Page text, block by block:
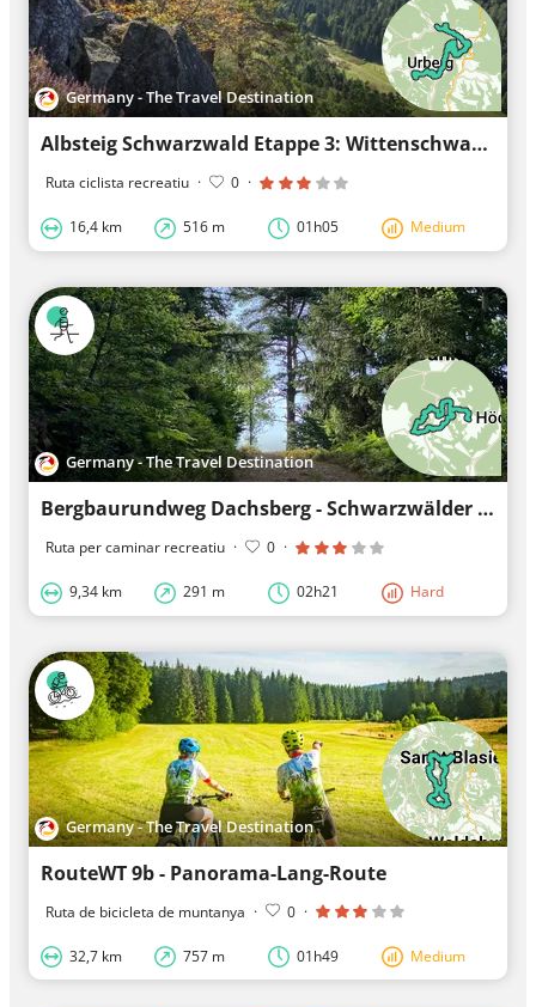
Germany - The Travel Destination
Albsteig Schwarzwald Etappe 3: Wittenschwand - St. Blasien Genießertour
Ruta ciclista recreatiu · 0 ·
16,4 km 516 m 01h05 Medium
Germany - The Travel Destination
Bergbaurundweg Dachsberg - Schwarzwälder Genießerpfad und Premiumwanderweg
Ruta per caminar recreatiu · 0 ·
9,34 km 291 m 02h21 Hard
Germany - The Travel Destination
RouteWT 9b - Panorama-Lang-Route
Ruta de bicicleta de muntanya · 0 ·
32,7 km 757 m 01h49 Medium